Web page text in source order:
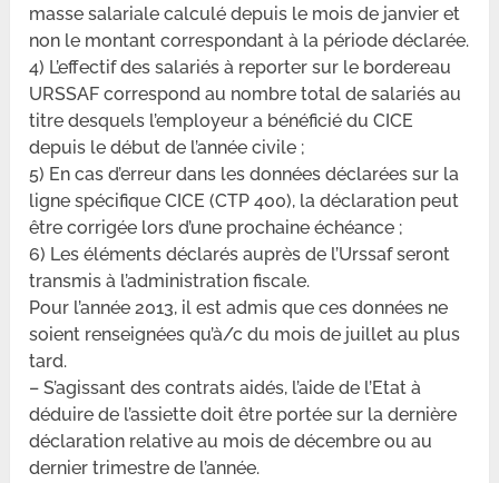
masse salariale calculé depuis le mois de janvier et
non le montant correspondant à la période déclarée.
4) L’effectif des salariés à reporter sur le bordereau
URSSAF correspond au nombre total de salariés au
titre desquels l’employeur a bénéficié du CICE
depuis le début de l’année civile ;
5) En cas d’erreur dans les données déclarées sur la
ligne spécifique CICE (CTP 400), la déclaration peut
être corrigée lors d’une prochaine échéance ;
6) Les éléments déclarés auprès de l’Urssaf seront
transmis à l’administration fiscale.
Pour l’année 2013, il est admis que ces données ne
soient renseignées qu’à/c du mois de juillet au plus
tard.
– S’agissant des contrats aidés, l’aide de l’Etat à
déduire de l’assiette doit être portée sur la dernière
déclaration relative au mois de décembre ou au
dernier trimestre de l’année.